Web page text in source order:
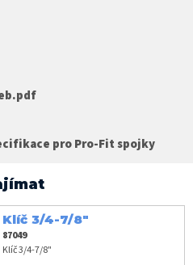
pro Pro-Fit spojky
Klíč 3/4-7/8"
87049
Klíč 3/4-7/8"